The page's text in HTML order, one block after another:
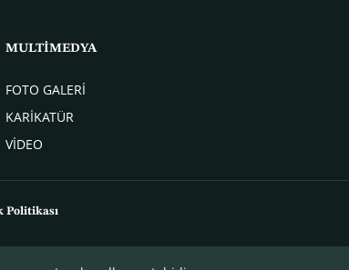
MULTİMEDYA
FOTO GALERİ
KARİKATÜR
VİDEO
Politikası